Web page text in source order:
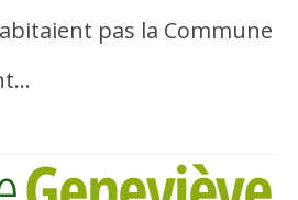
pas la Commune